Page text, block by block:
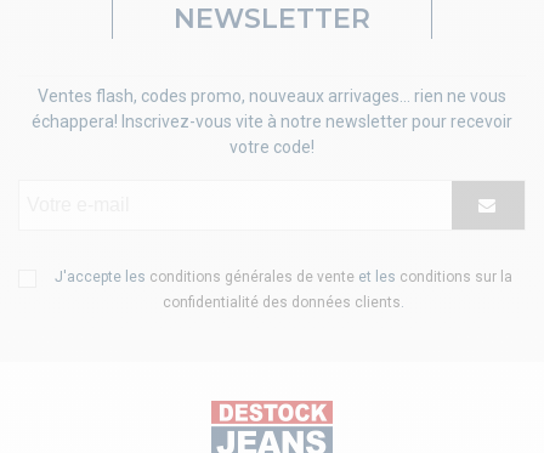
NEWSLETTER
Ventes flash, codes promo, nouveaux arrivages... rien ne vous
échappera! Inscrivez-vous vite à notre newsletter pour recevoir
votre code!
J'accepte les conditions générales de vente et les conditions sur la
confidentialité des données clients